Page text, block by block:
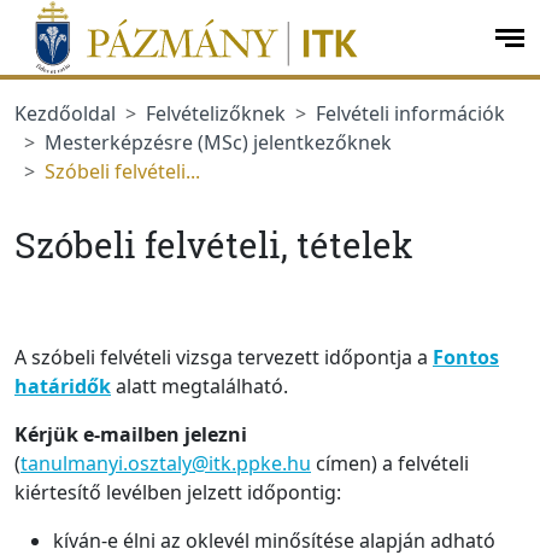
Ugrás a menüre
Ugrás a tartalomra
Kezdőoldal
Felvételizőknek
Felvételi információk
Mesterképzésre (MSc) jelentkezőknek
Szóbeli felvételi...
Szóbeli felvételi, tételek
A szóbeli felvételi vizsga tervezett időpontja a Fontos
határidőkalatt megtalálható.
Kérjük e-mailben jelezni
(tanulmanyi.osztaly@itk.ppke.hu címen) a felvételi
kiértesítő levélben jelzett időpontig:
kíván-e élni az oklevél minősítése alapján adható